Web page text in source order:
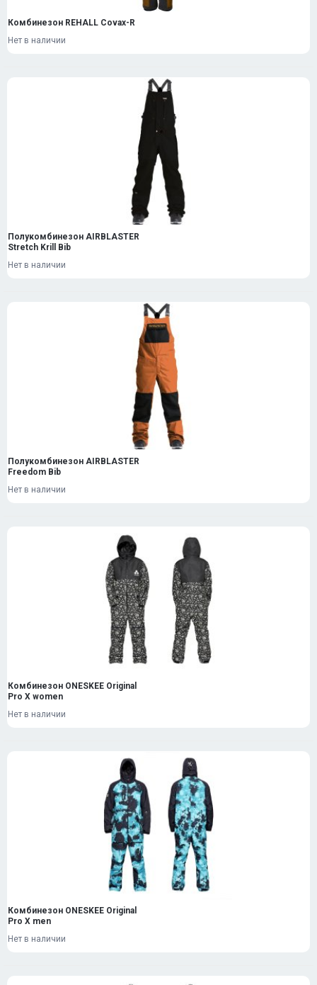
Комбинезон REHALL Covax-R
Нет в наличии
Полукомбинезон AIRBLASTER
Stretch Krill Bib
Нет в наличии
Полукомбинезон AIRBLASTER
Freedom Bib
Нет в наличии
Комбинезон ONESKEE Original
Pro X women
Нет в наличии
Комбинезон ONESKEE Original
Pro X men
Нет в наличии